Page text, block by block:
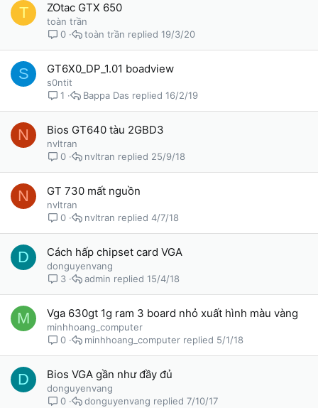
T ZOtac GTX 650
toàn trần
0
19/3/20
toàn trần
S GT6X0_DP_1.01 boadview
s0ntit
1
16/2/19
Bappa Das
N Bios GT640 tàu 2GBD3
nvltran
0
25/9/18
nvltran
N GT 730 mất nguồn
nvltran
0
4/7/18
nvltran
D Cách hấp chipset card VGA
donguyenvang
3
15/4/18
admin
M Vga 630gt 1g ram 3 board nhỏ xuất hình màu vàng
minhhoang_computer
0
5/1/18
minhhoang_computer
D Bios VGA gần như đầy đủ
donguyenvang
0
7/10/17
donguyenvang